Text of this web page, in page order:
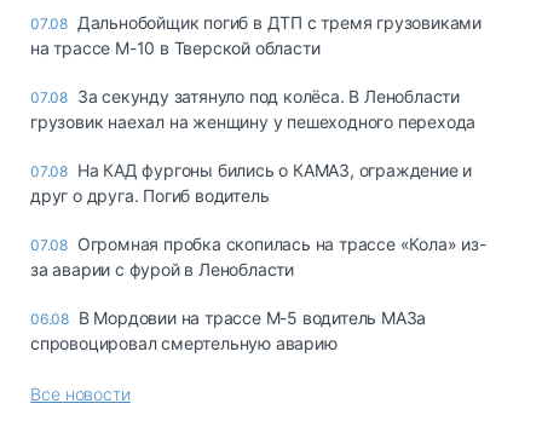
07.08 Дальнобойщик погиб в ДТП с тремя грузовиками
на трассе М-10 в Тверской области
07.08 За секунду затянуло под колёса. В Ленобласти
грузовик наехал на женщину у пешеходного перехода
07.08 На КАД фургоны бились о КАМАЗ, ограждение и
друг о друга. Погиб водитель
07.08 Огромная пробка скопилась на трассе «Кола» из-
за аварии с фурой в Ленобласти
06.08 В Мордовии на трассе М-5 водитель МАЗа
спровоцировал смертельную аварию
Все новости